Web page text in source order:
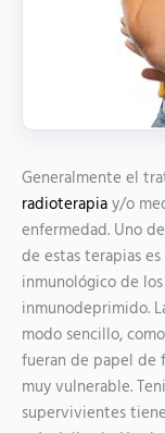
Generalmente el
radioterapia y/o
enfermedad. Uno
de estas terapias
inmunológico de
inmunodeprimido.
modo sencillo,
fueran de papel de
muy vulnerable.
supervivientes